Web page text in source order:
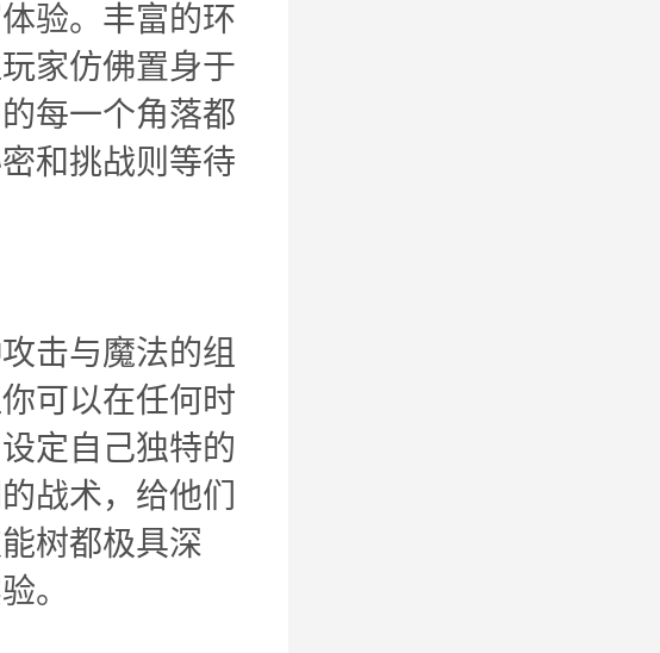
验。丰富的环
家仿佛置身于
每一个角落都
和挑战则等待
击与魔法的组
可以在任何时
定自己独特的
战术，给他们
树都极具深
。